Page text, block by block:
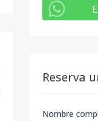
Reserva
Nombre